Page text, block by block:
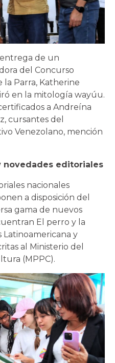
de un
del Concurso
la Parra, Katherine
en la mitología wayúu.
a Andreína
cursantes del
Venezolano, mención
novedades editoriales
nacionales
a disposición del
gama de nuevos
El perro y la
Latinoamericana y
al Ministerio del
(MPPC).